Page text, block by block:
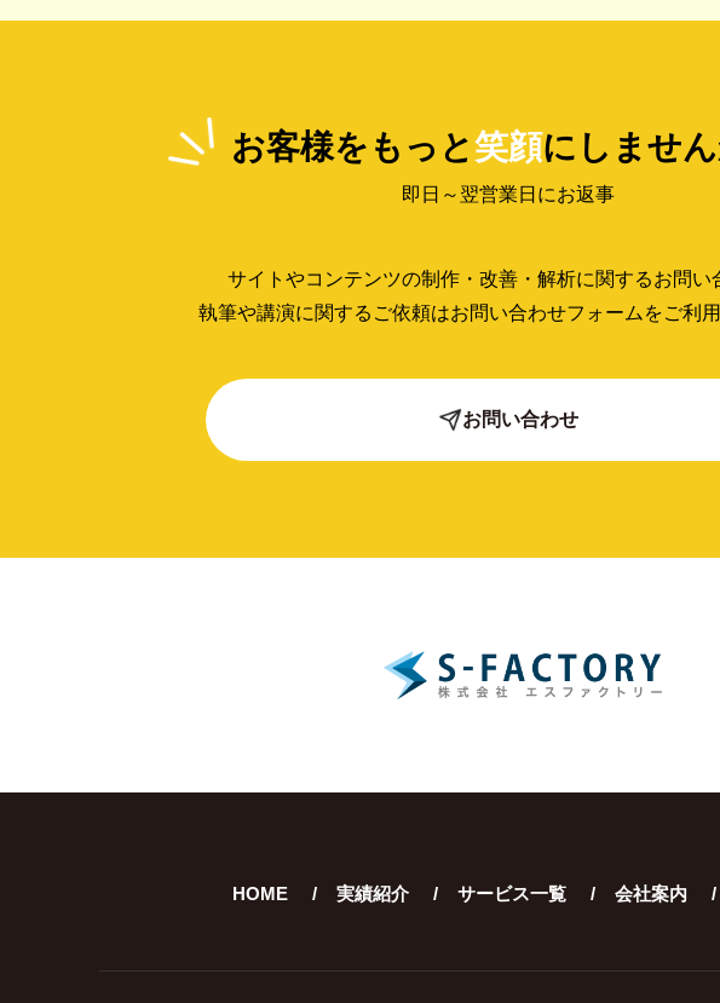
お客様をもっと笑顔にしません
即日～翌営業日にお返事
サイトやコンテンツの制作・改善・解析に関するお問い
執筆や講演に関するご依頼はお問い合わせフォームをご利用
お問い合わせ
HOME 実績紹介 サービス一覧 会社案内